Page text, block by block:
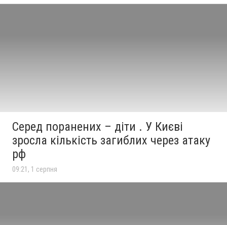
Серед поранених – діти . У Києві
зросла кількість загиблих через атаку
рф
09:21, 1 серпня